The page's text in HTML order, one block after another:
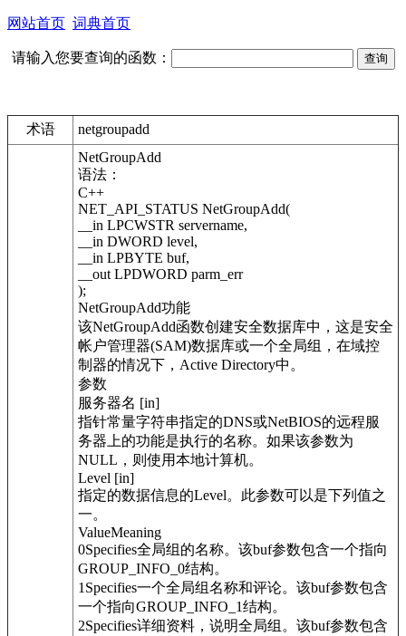
网站首页 词典首页
请输入您要查询的函数：
术语
netgroupadd
NetGroupAdd
语法：
C++
NET_API_STATUS NetGroupAdd(
__in LPCWSTR servername,
__in DWORD level,
__in LPBYTE buf,
__out LPDWORD parm_err
);
NetGroupAdd功能
该NetGroupAdd函数创建安全数据库中，这是安全
帐户管理器(SAM)数据库或一个全局组，在域控
制器的情况下，Active Directory中。
参数
服务器名 [in]
指针常量字符串指定的DNS或NetBIOS的远程服
务器上的功能是执行的名称。如果该参数为
NULL，则使用本地计算机。
Level [in]
指定的数据信息的Level。此参数可以是下列值之
一。
ValueMeaning
0Specifies全局组的名称。该buf参数包含一个指向
GROUP_INFO_0结构。
1Specifies一个全局组名称和评论。该buf参数包含
一个指向GROUP_INFO_1结构。
2Specifies详细资料，说明全局组。该buf参数包含